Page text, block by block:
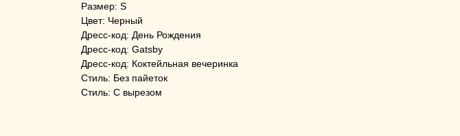
Размер: S
Цвет: Черный
Дресс-код: День Рождения
Дресс-код: Gatsby
Дресс-код: Коктейльная вечеринка
Стиль: Без пайеток
Стиль: С вырезом